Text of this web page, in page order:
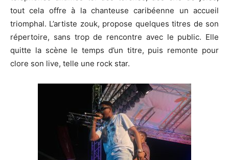
tout cela offre à la chanteuse caribéenne un accueil
triomphal. L’artiste zouk, propose quelques titres de son
répertoire, sans trop de rencontre avec le public. Elle
quitte la scène le temps d’un titre, puis remonte pour
clore son live, telle une rock star.